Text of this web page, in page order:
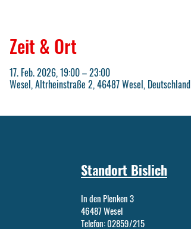
Zeit & Ort
17. Feb. 2026, 19:00 – 23:00
Wesel, Altrheinstraße 2, 46487 Wesel, Deutschland
Standort Bislich
In den Plenken 3
46487 Wesel
Telefon: 02859/215